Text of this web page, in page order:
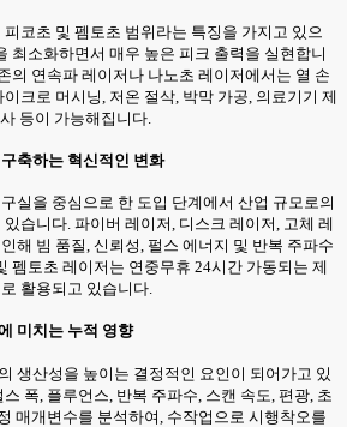
코초 및 펨토초 범위라는 특징을 가지고 있으
최소화하면서 매우 높은 피크 출력을 실현합니
의 연속파 레이저나 나노초 레이저에서는 열 손
크로 머시닝, 저온 절삭, 박막 가공, 의료기기 제
등이 가능해집니다.
축하는 혁신적인 변화
실을 중심으로 한 도입 단계에서 산업 규모로의
습니다. 파이버 레이저, 디스크 레이저, 고체 레
해 빔 품질, 신뢰성, 펄스 에너지 및 반복 주파수
펨토초 레이저는 연중무휴 24시간 가동되는 제
활용되고 있습니다.
미치는 누적 영향
생산성을 높이는 결정적인 요인이 되어가고 있
폭, 플루언스, 반복 주파수, 스캔 속도, 편광, 초
매개변수를 분석하여, 수작업으로 시행착오를